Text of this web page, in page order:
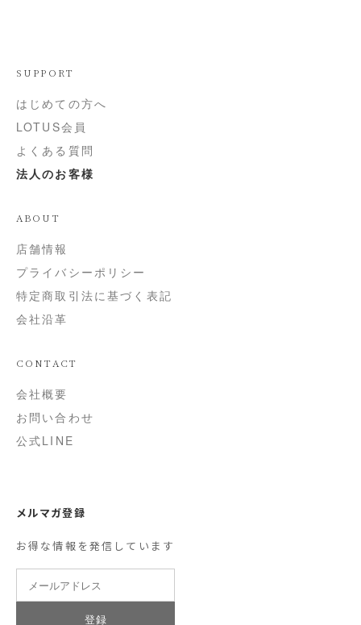
SUPPORT
はじめての方へ
LOTUS会員
よくある質問
法人のお客様
ABOUT
店舗情報
プライバシーポリシー
特定商取引法に基づく表記
会社沿革
CONTACT
会社概要
お問い合わせ
公式LINE
メルマガ登録
お得な情報を発信しています
登録